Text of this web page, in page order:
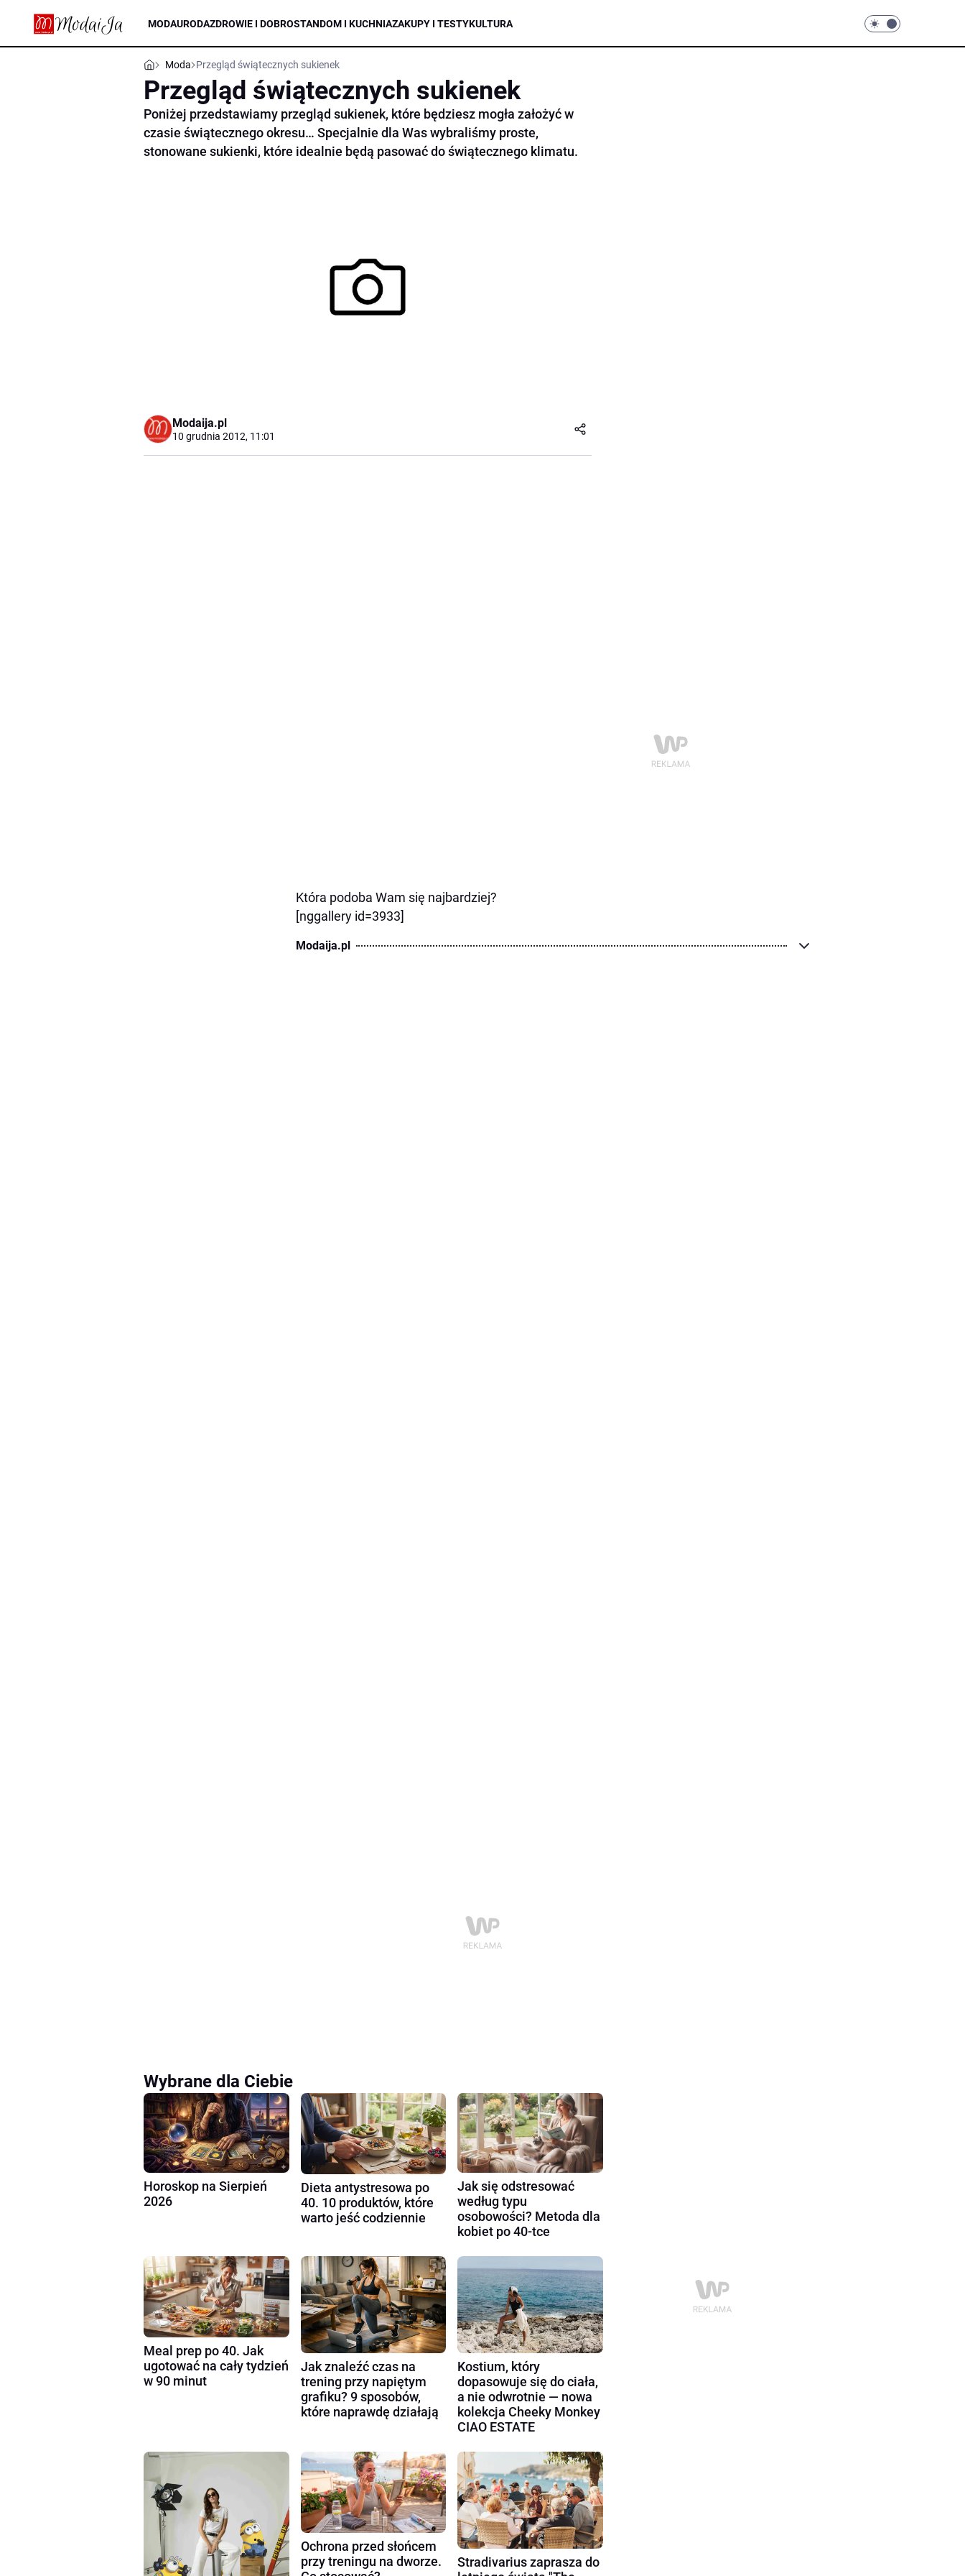
MODAURODAZDROWIE I DOBROSTANDOM I KUCHNIAZAKUPY I TESTYKULTURA
Moda Przegląd świątecznych sukienek
Przegląd świątecznych sukienek
Poniżej przedstawiamy przegląd sukienek, które będziesz mogła założyć w
czasie świątecznego okresu… Specjalnie dla Was wybraliśmy proste,
stonowane sukienki, które idealnie będą pasować do świątecznego klimatu.
Modaija.pl
10 grudnia 2012, 11:01
Która podoba Wam się najbardziej?
[nggallery id=3933]
Modaija.pl
Wybrane dla Ciebie
Horoskop na Sierpień
2026
Dieta antystresowa po
40. 10 produktów, które
warto jeść codziennie
Jak się odstresować
według typu
osobowości? Metoda dla
kobiet po 40-tce
Meal prep po 40. Jak
ugotować na cały tydzień
w 90 minut
Jak znaleźć czas na
trening przy napiętym
grafiku? 9 sposobów,
które naprawdę działają
Kostium, który
dopasowuje się do ciała,
a nie odwrotnie — nowa
kolekcja Cheeky Monkey
CIAO ESTATE
Ochrona przed słońcem
przy treningu na dworze.
Stradivarius zaprasza do